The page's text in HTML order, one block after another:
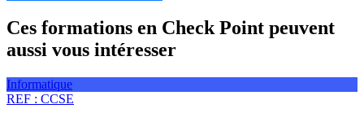
Ces formations en Check Point peuvent
aussi vous intéresser
Informatique
REF : CCSE